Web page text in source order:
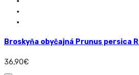
Broskyňa obyčajná Prunus persica
36,90€